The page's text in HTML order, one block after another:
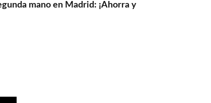
mano en Madrid: ¡Ahorra y